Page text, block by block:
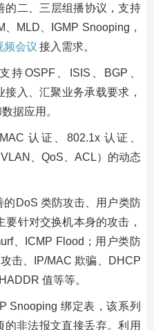
二、三层组播协议，支持
MLD、IGMP Snooping，
频会议 接入需求。
OSPF、ISIS、BGP、
入、汇聚业务承载要求，
据应用。
认证、802.1x 认证、
、QoS、ACL）的动态
DoS 类防攻击、用户类防
针对交换机本身的攻击，
、ICMP Flood；用户类防
击、IP/MAC 欺骗、DHCP
值等等。
Snooping 绑定表，该系列
非法报文直接丢弃。利用